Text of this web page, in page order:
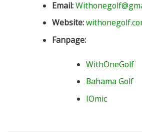
Email:
Website:
Fanpage:
WithOneGolf
Bahama Golf
IOmic